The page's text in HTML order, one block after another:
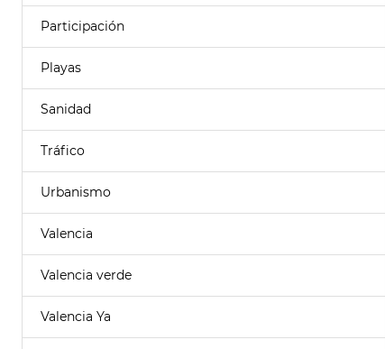
Participación
Playas
Sanidad
Tráfico
Urbanismo
Valencia
Valencia verde
Valencia Ya